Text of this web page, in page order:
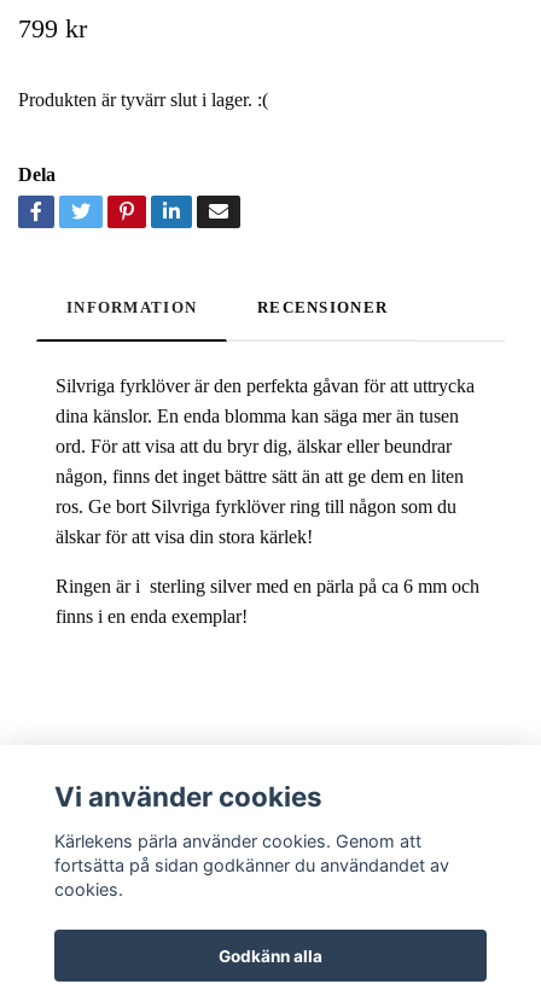
799 kr
Produkten är tyvärr slut i lager. :(
Dela
INFORMATION RECENSIONER
Silvriga fyrklöver är den perfekta gåvan för att uttrycka
dina känslor. En enda blomma kan säga mer än tusen
ord. För att visa att du bryr dig, älskar eller beundrar
någon, finns det inget bättre sätt än att ge dem en liten
ros. Ge bort Silvriga fyrklöver ring till någon som du
älskar för att visa din stora kärlek!
Ringen är i sterling silver med en pärla på ca 6 mm och
finns i en enda exemplar!
Sociala medier
Vi använder cookies
Kärlekens pärla använder cookies. Genom att
fortsätta på sidan godkänner du användandet av
cookies.
Godkänn alla